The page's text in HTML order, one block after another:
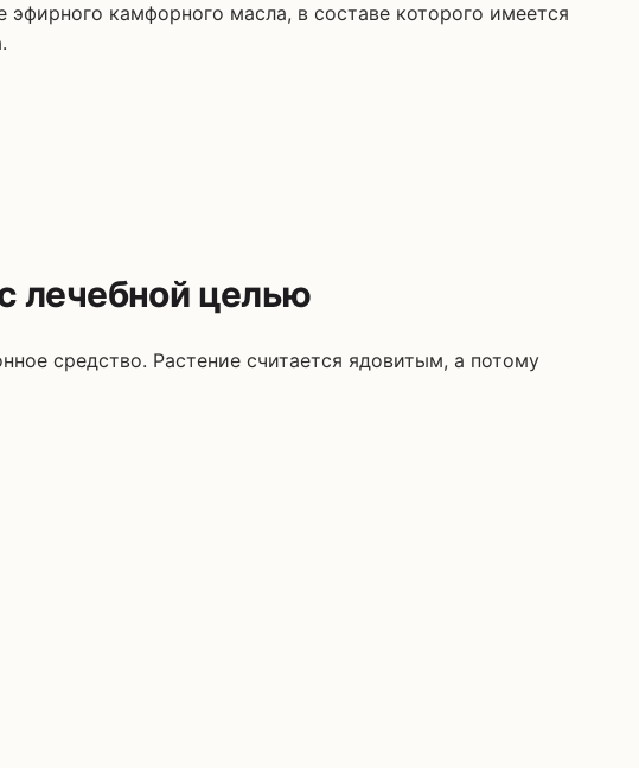
камфорного масла, в составе которого имеется
лечебной целью
средство. Растение считается ядовитым, а потому